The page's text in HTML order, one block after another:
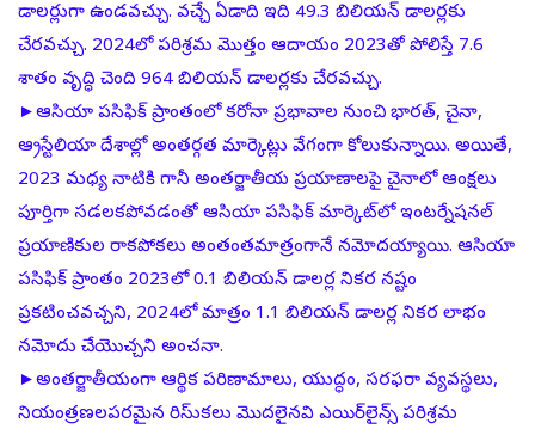
డాలర్లుగా ఉండవచ్చు. వచ్చే ఏడాది ఇది 49.3 బిలియన్‌ డాలర్లకు
చేరవచ్చు. 2024లో పరిశ్రమ మొత్తం ఆదాయం 2023తో పోలిస్తే 7.6
శాతం వృద్ధి చెంది 964 బిలియన్‌ డాలర్లకు చేరవచ్చు.
►ఆసియా పసిఫిక్‌ ప్రాంతంలో కరోనా ప్రభావాల నుంచి భారత్, చైనా,
ఆ్రస్టేలియా దేశాల్లో అంతర్గత మార్కెట్లు వేగంగా కోలుకున్నాయి. అయితే,
2023 మధ్య నాటికి గానీ అంతర్జాతీయ ప్రయాణాలపై చైనాలో ఆంక్షలు
పూర్తిగా సడలకపోవడంతో ఆసియా పసిఫిక్‌ మార్కెట్‌లో ఇంటర్నేషనల్‌
ప్రయాణికుల రాకపోకలు అంతంతమాత్రంగానే నమోదయ్యాయి. ఆసియా
పసిఫిక్‌ ప్రాంతం 2023లో 0.1 బిలియన్‌ డాలర్ల నికర నష్టం
ప్రకటించవచ్చని, 2024లో మాత్రం 1.1 బిలియన్‌ డాలర్ల నికర లాభం
నమోదు చేయొచ్చని అంచనా.
►అంతర్జాతీయంగా ఆర్థిక పరిణామాలు, యుద్ధం, సరఫరా వ్యవస్థలు,
నియంత్రణలపరమైన రిసు్కలు మొదలైనవి ఎయిర్‌లైన్స్‌ పరిశ్రమ